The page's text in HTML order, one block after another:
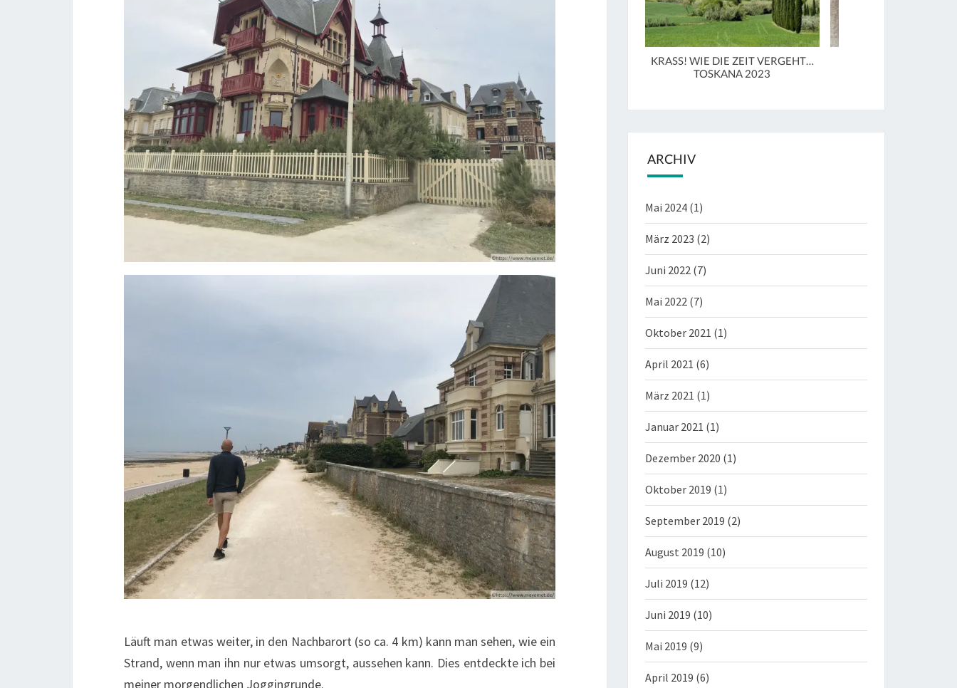
Läuft man etwas weiter, in den Nachbarort (so ca. 4 km) kann man sehen, wie ein
Strand, wenn man ihn nur etwas umsorgt, aussehen kann. Dies entdeckte ich bei
meiner morgendlichen Joggingrunde.
KRASS! WIE DIE ZEIT VERGEHT…
TOSKANA 2023
ARCHIV
Mai 2024 (1)
März 2023 (2)
Juni 2022 (7)
Mai 2022 (7)
Oktober 2021 (1)
April 2021 (6)
März 2021 (1)
Januar 2021 (1)
Dezember 2020 (1)
Oktober 2019 (1)
September 2019 (2)
August 2019 (10)
Juli 2019 (12)
Juni 2019 (10)
Mai 2019 (9)
April 2019 (6)